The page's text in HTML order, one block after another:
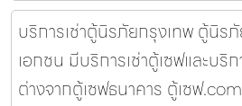
บริการเช่าตู้นิรภัยกรุงเทพ ตู้นิร
เอกชน มีบริการเช่าตู้เซฟและบริ
ต่างจากตู้เซฟธนาคาร ตู้เซฟ.com